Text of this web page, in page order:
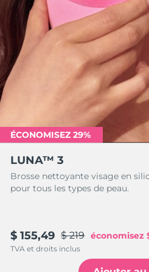
ÉCONOMISEZ 29%
LUNA™ 3
Brosse nettoyante visage en
pour tous les types de peau.
$ 155,49 $ 219 économisez
TVA et droits inclus